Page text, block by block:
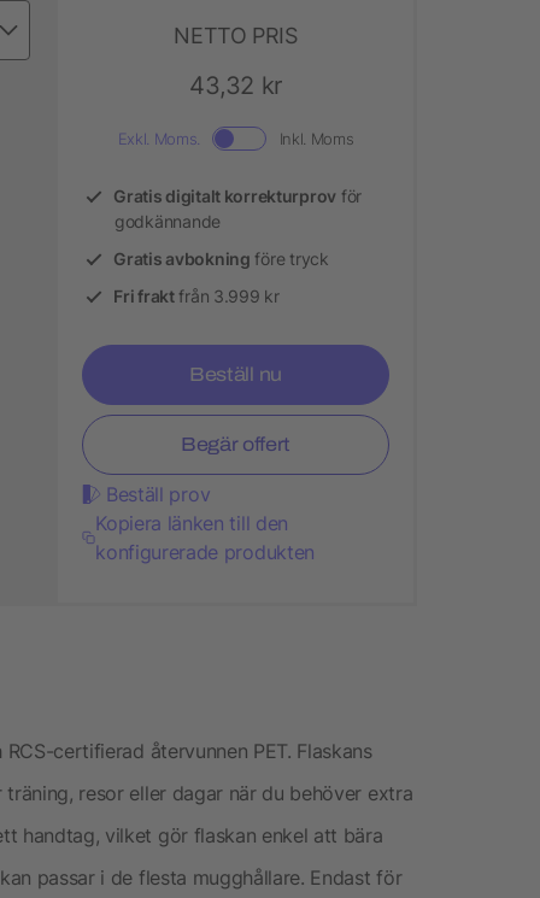
NETTO PRIS
43,32 kr
Exkl. Moms. Inkl. Moms
Gratis digitalt korrekturprov för
godkännande
Gratis avbokning före tryck
Fri fraktfrån 3.999 kr
Beställ nu
Begär offert
Beställ prov
Kopiera länken till den
konfigurerade produkten
certifierad återvunnen PET. Flaskans
resor eller dagar när du behöver extra
handtag, vilket gör flaskan enkel att bära
passar i de flesta mugghållare. Endast för